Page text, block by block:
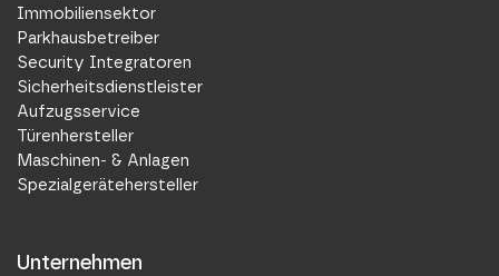
Immobiliensektor
Parkhausbetreiber
Security Integratoren
Sicherheitsdienstleister
Aufzugsservice
Türenhersteller
Maschinen- & Anlagen
Spezialgerätehersteller
Unternehmen